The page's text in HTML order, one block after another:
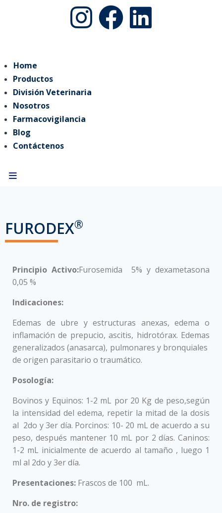
Home
Productos
División Veterinaria
Nosotros
Farmacovigilancia
Blog
Contáctenos
Hamburger Toggle Menu
FURODEX®
Principio Activo:Furosemida 5% y dexametasona
0,05 %
Indicaciones:
Edemas de ubre y estructuras anexas, edema o
inflamación de prepucio, ascitis, hidrotórax. Edemas
generalizados (anasarca), pulmonares y bronquiales
de origen parasitario o traumático.
Posología:
Bovinos y Equinos: 1-2 mL por 20 Kg de peso,según
la intensidad del edema, repetir la mitad de la dosis
al 2do y 3er día. Porcinos: 10- 20 mL de acuerdo a su
peso, después mantener 10 mL por 2 días. Caninos:
1-2 mL inicialmente de acuerdo al tamaño , luego 1
ml al 2do y 3er día.
Presentaciones: Frascos de 100 mL.
Nro. de registro: